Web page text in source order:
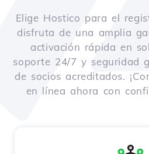
Elige Hostico para el
disfruta de una amplia
activación rápida en
soporte 24/7 y seguridad
de socios acreditados.
en línea ahora con